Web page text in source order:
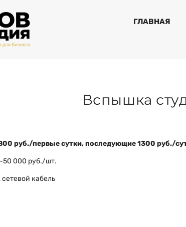
ГЛАВНАЯ
Вспышка
руб./первые сутки, последующие 1300 руб./
000 руб./шт.
кабель